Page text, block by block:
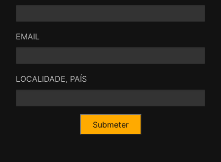
EMAIL
LOCALIDADE, PAÍS